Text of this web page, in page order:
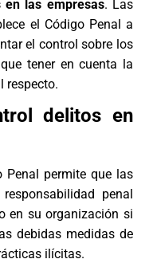
en las empresas. Las
el Código Penal a
el control sobre los
tener en cuenta la
respecto.
delitos en
Penal permite que las
penal
en su organización si
debidas medidas de
ilícitas.